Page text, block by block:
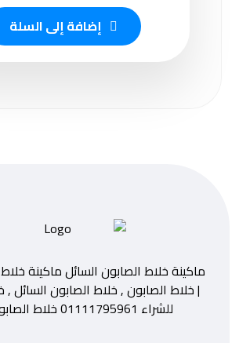
إضافة إلى السلة
ماكينة خلاط الصابون السائل ماكينة
| خلاط الصابون , خلاط الصابون السائل
للشراء 01111795961 خلاط الصابون السائل